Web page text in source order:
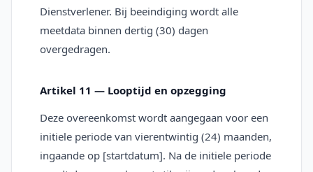
Dienstverlener. Bij beeindiging wordt alle
meetdata binnen dertig (30) dagen
overgedragen.
Artikel 11 — Looptijd en opzegging
Deze overeenkomst wordt aangegaan voor een
initiele periode van vierentwintig (24) maanden,
ingaande op [startdatum]. Na de initiele periode